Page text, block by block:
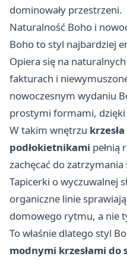
dominowały przestrzeni.
Naturalność Boho i
Boho to styl najbardziej
Opiera się na
fakturach i
nowoczesnym wydaniu
prostymi formami, dzięki
W takim wnętrzu
podłokietnikami pełnią
zachęcać do
Tapicerki o wyczuwalnej
organiczne linie
domowego rytmu, a nie
To właśnie dlatego styl
modnymi krzesłami do